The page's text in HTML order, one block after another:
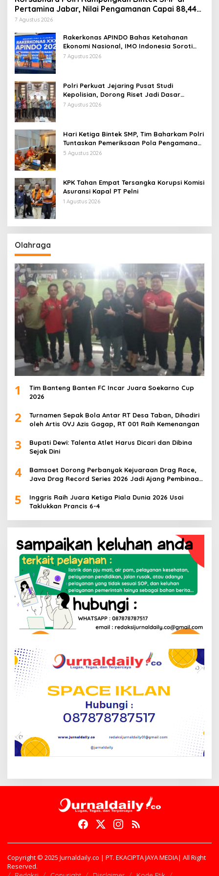
Pertamina Jabar, Nilai Pengamanan Capai 88,44
Persen
7 Agustus 2026
Rakerkonas APINDO Bahas Ketahanan
Ekonomi Nasional, IMO Indonesia Soroti
Pentingnya Kolaborasi Lintas Sektor
7 Agustus 2026
Polri Perkuat Jejaring Pusat Studi
Kepolisian, Dorong Riset Jadi Dasar
Kebijakan dan Inovasi
7 Agustus 2026
Hari Ketiga Bintek SMP, Tim Baharkam Polri
Tuntaskan Pemeriksaan Pola Pengamanan
Pertamina Patra Niaga Jabar
5 Agustus 2026
KPK Tahan Empat Tersangka Korupsi Komisi
Asuransi Kapal PT Pelni
1 Agustus 2026
Olahraga
1
Tim Banteng Banten FC Incar Juara Soekarno Cup
2026
2
Turnamen Sepak Bola Antar RT Desa Taban, Dihadiri
oleh Artis OVJ Azis Gagap, RT 001 Raih Kemenangan
3
Bupati Dewi: Talenta Atlet Harus Dicari dan Dibina
Sejak Dini
4
Bamsoet Dorong Perbanyak Kejuaraan Drag Race,
Java Drag Record Series 2026 Jadi Ajang Pembinaan
5
Inggris Raih Juara Ketiga Piala Dunia 2026 Usai
Taklukkan Prancis 6-4
Copyright © 2025 Jurnaldaily.co | PT. EKACIPTA JAYA MEDIA| All Right
Reserved.